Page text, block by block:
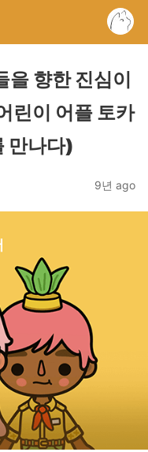
향한 진심이
린이 어플 토카
만나다)
9년 ago